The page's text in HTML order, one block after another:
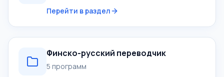
Перейти в раздел
Финско-русский переводчик
5 программ